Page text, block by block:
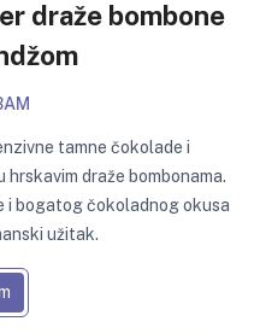
draže bombone
tamne čokolade i
draže bombonama.
i bogatog čokoladnog okusa
užitak.